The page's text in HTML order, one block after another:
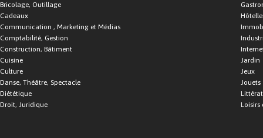
Bricolage, Outillage
Cadeaux
Communication , Marketing et Médias
Comptabilité, Gestion
Construction, Bâtiment
Cuisine
Culture
Danse, Théâtre, Spectacle
Diététique
Droit, Juridique
Jardin
Jeux
Jouets
Loisirs